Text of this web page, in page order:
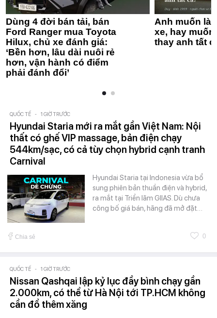
Dùng 4 đời bán tải, bán
Ford Ranger mua Toyota
Hilux, chủ xe đánh giá:
‘Bền hơn, lâu dài nuôi rẻ
hơn, vận hành có điểm
phải đánh đổi’
Anh muốn
xe, hay
thay anh tất
QUỐC TẾ - 1 GIỜ TRƯỚC
Hyundai Staria mới ra mắt gần Việt Nam: Nội
thất có ghế VIP massage, bản điện chạy
544km/sạc, có cả tùy chọn hybrid cạnh tranh
Carnival
Hyundai Staria tại Indonesia vừa bổ
sung phiên bản thuần điện và hybrid,
ra mắt tại Triển lãm GIIAS. Dù chưa
công bố giá bán, hãng đã mở đặt…
Chia sẻ 0
QUỐC TẾ - 1 GIỜ TRƯỚC
Nissan Qashqai lập kỷ lục đầy bình chạy gần
2.000km, có thể từ Hà Nội tới TP.HCM không
cần đổ thêm xăng